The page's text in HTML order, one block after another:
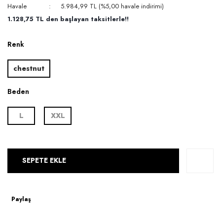
Havale
5.984,99 TL (%5,00 havale indirimi)
1.128,75 TL den başlayan taksitlerle!!
Renk
chestnut
Beden
L XXL
SEPETE EKLE
Paylaş